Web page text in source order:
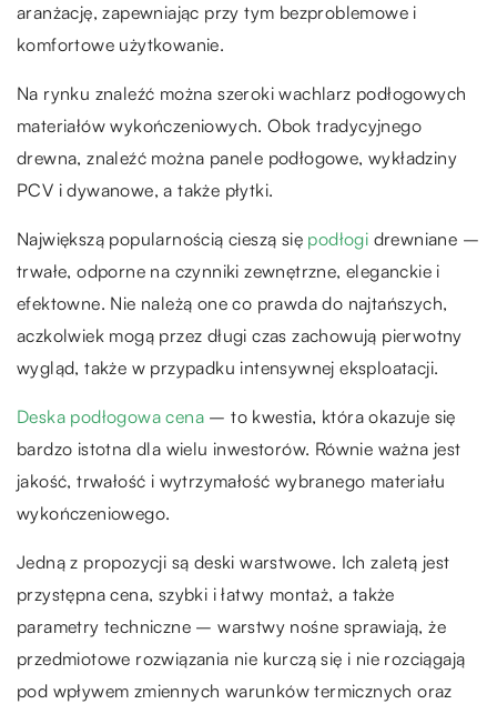
aranżację, zapewniając przy tym bezproblemowe i
komfortowe użytkowanie.
Na rynku znaleźć można szeroki wachlarz podłogowych
materiałów wykończeniowych. Obok tradycyjnego
drewna, znaleźć można panele podłogowe, wykładziny
PCV i dywanowe, a także płytki.
Największą popularnością cieszą się podłogi drewniane –
trwałe, odporne na czynniki zewnętrzne, eleganckie i
efektowne. Nie należą one co prawda do najtańszych,
aczkolwiek mogą przez długi czas zachowują pierwotny
wygląd, także w przypadku intensywnej eksploatacji.
Deska podłogowa cena – to kwestia, która okazuje się
bardzo istotna dla wielu inwestorów. Równie ważna jest
jakość, trwałość i wytrzymałość wybranego materiału
wykończeniowego.
Jedną z propozycji są deski warstwowe. Ich zaletą jest
przystępna cena, szybki i łatwy montaż, a także
parametry techniczne – warstwy nośne sprawiają, że
przedmiotowe rozwiązania nie kurczą się i nie rozciągają
pod wpływem zmiennych warunków termicznych oraz